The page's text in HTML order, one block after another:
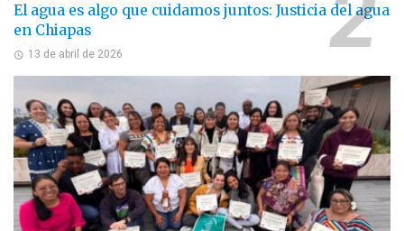
El agua es algo que cuidamos juntos: Justicia del agua
en Chiapas
13 de abril de 2026